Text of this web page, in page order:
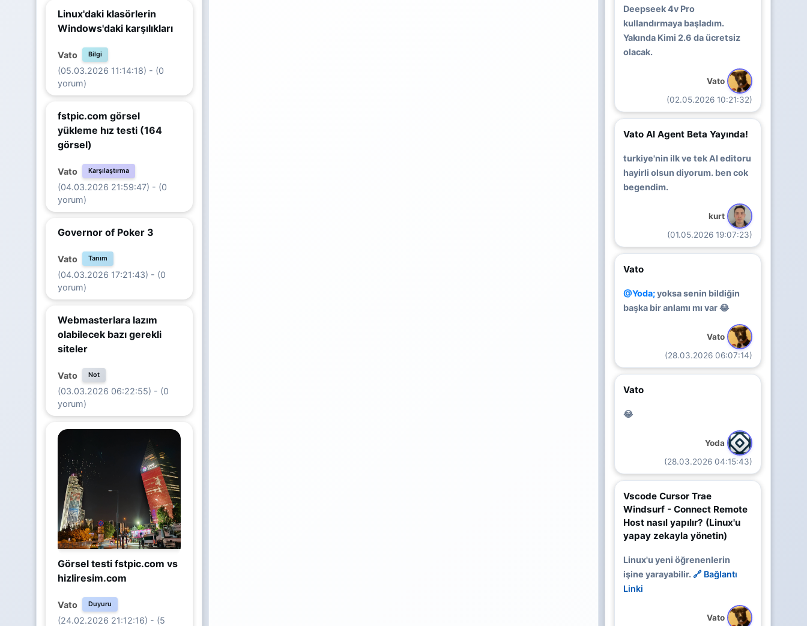
Linux'daki klasörlerin
Windows'daki karşılıkları
Vato Bilgi
(05.03.2026 11:14:18) - (0
yorum)
fstpic.com görsel
yükleme hız testi (164
görsel)
Vato Karşılaştırma
(04.03.2026 21:59:47) - (0
yorum)
Governor of Poker 3
Vato Tanım
(04.03.2026 17:21:43) - (0
yorum)
Webmasterlara lazım
olabilecek bazı gerekli
siteler
Vato Not
(03.03.2026 06:22:55) - (0
yorum)
Görsel testi fstpic.com vs
hizliresim.com
Vato Duyuru
(24.02.2026 21:12:16) - (5
Deepseek 4v Pro
kullandırmaya başladım.
Yakında Kimi 2.6 da ücretsiz
olacak.
Vato
(02.05.2026 10:21:32)
Vato AI Agent Beta Yayında!
turkiye'nin ilk ve tek AI editoru
hayirli olsun diyorum. ben cok
begendim.
kurt
(01.05.2026 19:07:23)
Vato
@Yoda;yoksa senin bildiğin
başka bir anlamı mı var 😂
Vato
(28.03.2026 06:07:14)
Vato
😂
Yoda
(28.03.2026 04:15:43)
Vscode Cursor Trae
Windsurf - Connect Remote
Host nasıl yapılır? (Linux'u
yapay zekayla yönetin)
Linux'u yeni öğrenenlerin
işine yarayabilir.🔗 Bağlantı
Linki
Vato